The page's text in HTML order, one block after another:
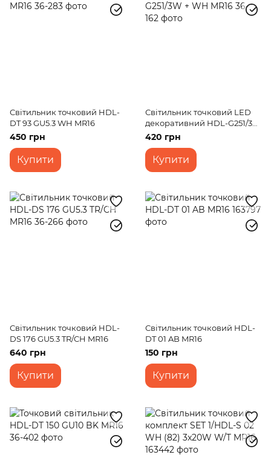
Світильник точковий HDL-
DT 93 GU5.3 WH MR16
450 грн
Купити
Світильник точковий LED
декоративний HDL-G251/3W
+ WH MR16
420 грн
Купити
Світильник точковий HDL-
DS 176 GU5.3 TR/CH MR16
640 грн
Купити
Світильник точковий HDL-
DT 01 AB MR16
150 грн
Купити